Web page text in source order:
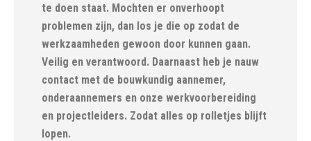
te doen staat. Mochten er onverhoopt
problemen zijn, dan los je die op zodat de
werkzaamheden gewoon door kunnen gaan.
Veilig en verantwoord. Daarnaast heb je nauw
contact met de bouwkundig aannemer,
onderaannemers en onze werkvoorbereiding
en projectleiders. Zodat alles op rolletjes blijft
lopen.